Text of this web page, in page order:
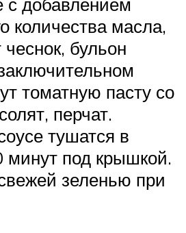
количества масла,
бульон
томатную пасту со
перчат.
тушатся в
минут под крышкой.
зеленью при